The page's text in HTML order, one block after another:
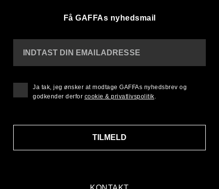
Få GAFFAs nyhedsmail
INDTAST DIN EMAILADRESSE
TILMELD
Ja tak, jeg ønsker at modtage GAFFAs nyhedsbrev og
godkender derfor cookie & privatlivspolitik.